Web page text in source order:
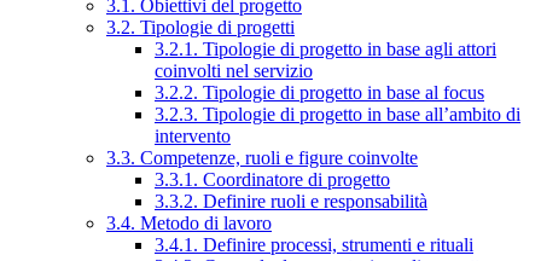
3.1. Obiettivi del progetto
3.2. Tipologie di progetti
3.2.1. Tipologie di progetto in base agli attori
coinvolti nel servizio
3.2.2. Tipologie di progetto in base al focus
3.2.3. Tipologie di progetto in base all’ambito di
intervento
3.3. Competenze, ruoli e figure coinvolte
3.3.1. Coordinatore di progetto
3.3.2. Definire ruoli e responsabilità
3.4. Metodo di lavoro
3.4.1. Definire processi, strumenti e rituali